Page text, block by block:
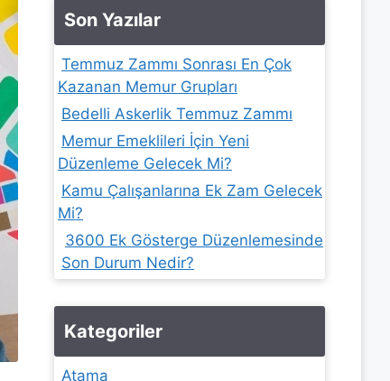
Son Yazılar
Temmuz Zammı Sonrası En Çok
Kazanan Memur Grupları
Bedelli Askerlik Temmuz Zammı
Memur Emeklileri İçin Yeni
Düzenleme Gelecek Mi?
Kamu Çalışanlarına Ek Zam Gelecek
Mi?
3600 Ek Gösterge Düzenlemesinde
Son Durum Nedir?
Kategoriler
Atama